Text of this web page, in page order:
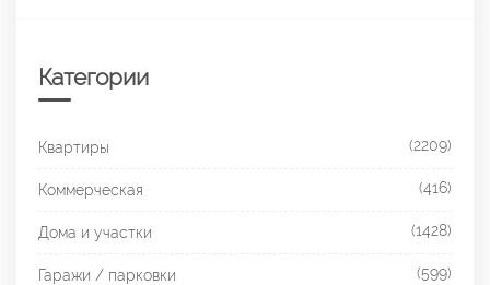
Категории
Квартиры (2209)
Коммерческая (416)
Дома и участки (1428)
Гаражи / парковки (599)